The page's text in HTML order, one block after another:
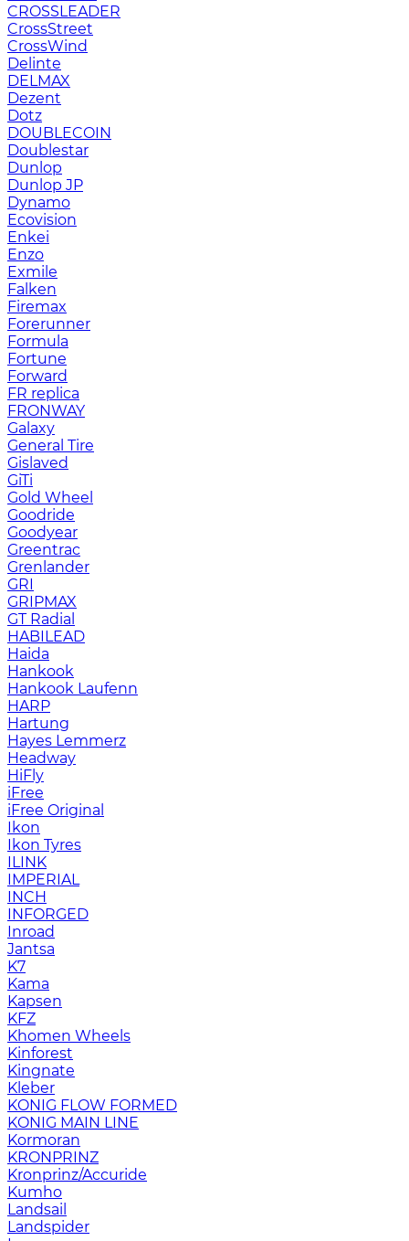
CROSSLEADER
CrossStreet
CrossWind
Delinte
DELMAX
Dezent
Dotz
DOUBLECOIN
Doublestar
Dunlop
Dunlop JP
Dynamo
Ecovision
Enkei
Enzo
Exmile
Falken
Firemax
Forerunner
Formula
Fortune
Forward
FR replica
FRONWAY
Galaxy
General Tire
Gislaved
GiTi
Gold Wheel
Goodride
Goodyear
Greentrac
Grenlander
GRI
GRIPMAX
GT Radial
HABILEAD
Haida
Hankook
Hankook Laufenn
HARP
Hartung
Hayes Lemmerz
Headway
HiFly
iFree
iFree Original
Ikon
Ikon Tyres
ILINK
IMPERIAL
INCH
INFORGED
Inroad
Jantsa
K7
Kama
Kapsen
KFZ
Khomen Wheels
Kinforest
Kingnate
Kleber
KONIG FLOW FORMED
KONIG MAIN LINE
Kormoran
KRONPRINZ
Kronprinz/Accuride
Kumho
Landsail
Landspider